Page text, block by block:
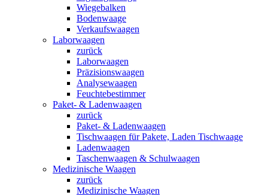
Wiegebalken
Bodenwaage
Verkaufswaagen
Laborwaagen
zurück
Laborwaagen
Präzisionswaagen
Analysewaagen
Feuchtebestimmer
Paket- & Ladenwaagen
zurück
Paket- & Ladenwaagen
Tischwaagen für Pakete, Laden Tischwaage
Ladenwaagen
Taschenwaagen & Schulwaagen
Medizinische Waagen
zurück
Medizinische Waagen